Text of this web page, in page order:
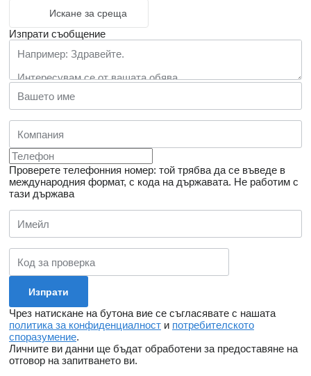
Искане за среща
Изпрати съобщение
Проверете телефонния номер: той трябва да се въведе в
международния формат, с кода на държавата. Не работим с
тази държава
Чрез натискане на бутона вие се съгласявате с нашата
политика за конфиденциалност и потребителското
споразумение.
Личните ви данни ще бъдат обработени за предоставяне на
отговор на запитването ви.